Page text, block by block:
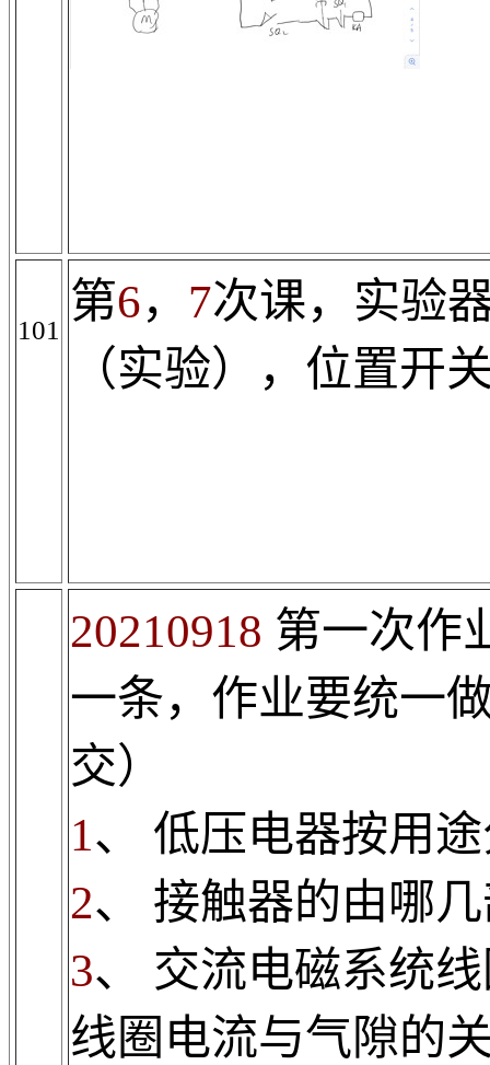
101
第6， 7次课，实验
（实验），位置开
20210918 第一次作
一条，作业要统一
交）
1、
低压电器按用
2、
接触器的由哪
3、
交流电磁系统
线圈电流与气隙的